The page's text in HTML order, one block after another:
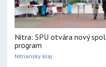
Nitra: SPU otvára nový
program
Nitriansky kraj